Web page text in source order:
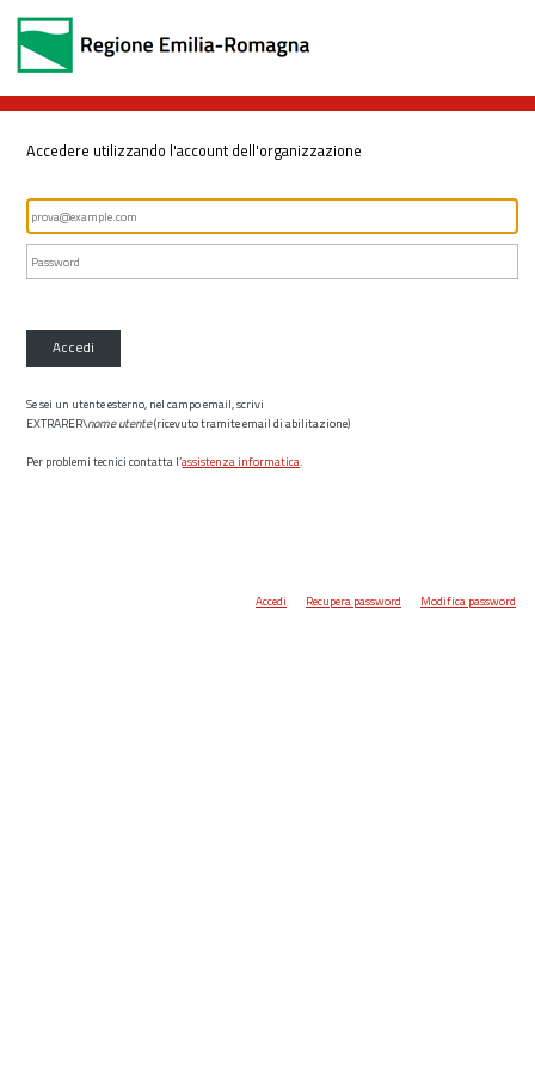
Accedere utilizzando l'account dell'organizzazione
Accedi
Se sei un utente esterno, nel campo email, scrivi
EXTRARER\nome utente(ricevuto tramite email di abilitazione)
Per problemi tecnici contatta l’assistenza informatica.
Accedi Recupera password Modifica password